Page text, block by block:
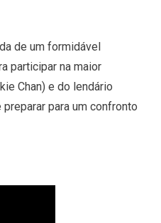
de um formidável
participar na maior
Chan) e do lendário
para um confronto